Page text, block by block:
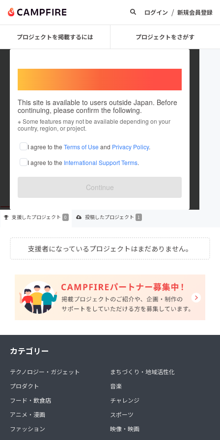
ログイン / 新規会員登録
プロジェクトを掲載するには プロジェクトをさがす
This site is available to users outside Japan. Before
continuing, please confirm the following.
※ Some features may not be available depending on your
country, region, or project.
I agree to the Terms of Use and Privacy Policy.
I agree to the International Support Terms.
Continue
Arigatoo
これまでに1件のプロジェクトを投稿しています
在住国：日本 現在地：兵庫県
出身国：日本 出身地：兵庫県
支援したプロジェクト 0 投稿したプロジェクト 1
支援者になっているプロジェクトはまだありません。
カテゴリー
テクノロジー・ガジェット
プロダクト
フード・飲食店
アニメ・漫画
ファッション
まちづくり・地域活性化
音楽
チャレンジ
スポーツ
映像・映画